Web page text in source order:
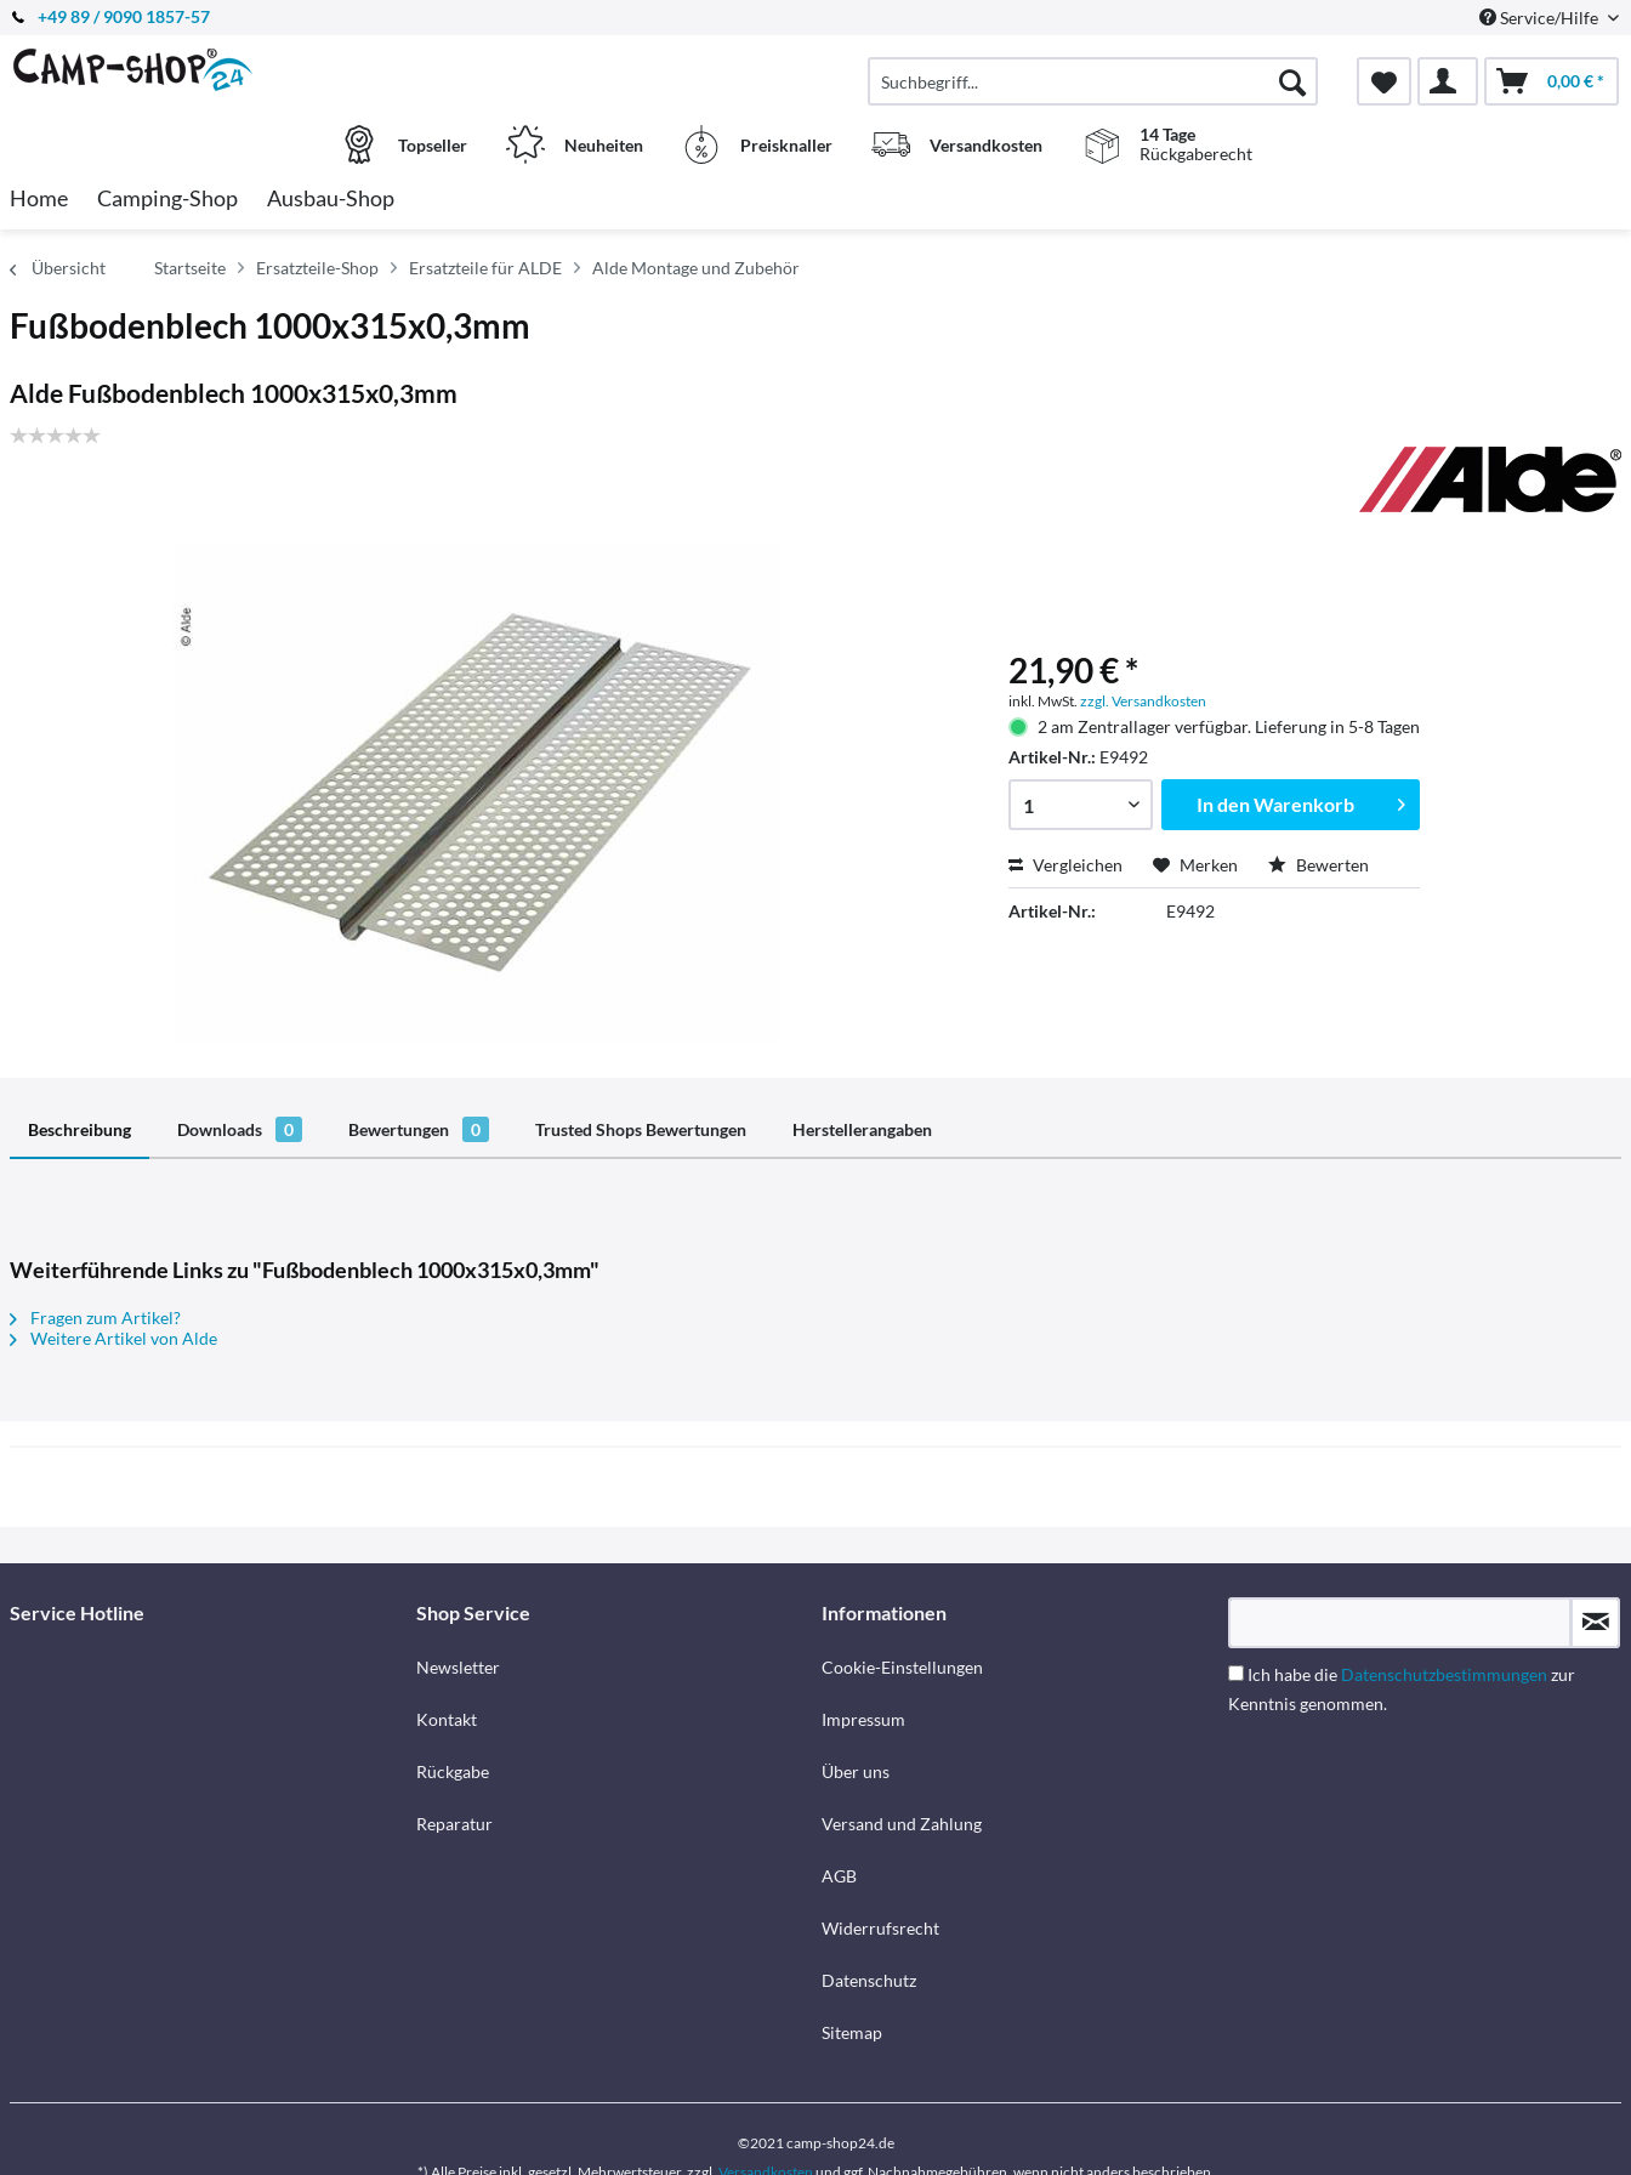
+49 89 / 9090 1857-57 Service/Hilfe
0,00 € *
Topseller Neuheiten Preisknaller Versandkosten
14 Tage
Rückgaberecht
Home Camping-Shop Ausbau-Shop
Übersicht Startseite Ersatzteile-Shop Ersatzteile für ALDE Alde Montage und Zubehör
Fußbodenblech 1000x315x0,3mm
Alde Fußbodenblech 1000x315x0,3mm
21,90 € *
inkl. MwSt.zzgl. Versandkosten
2 am Zentrallager verfügbar. Lieferung in 5-8 Tagen
Artikel-Nr.: E9492
In denWarenkorb
Vergleichen Merken Bewerten
Artikel-Nr.: E9492
Beschreibung Downloads 0 Bewertungen 0 Trusted Shops Bewertungen Herstellerangaben
Weiterführende Links zu "Fußbodenblech 1000x315x0,3mm"
Fragen zum Artikel?
Weitere Artikel von Alde
Service Hotline Shop Service
Newsletter
Kontakt
Rückgabe
Reparatur
Informationen
Cookie-Einstellungen
Impressum
Über uns
Versand und Zahlung
AGB
Widerrufsrecht
Datenschutz
Sitemap
Ich habe die Datenschutzbestimmungen zur
Kenntnis genommen.
©2021 camp-shop24.de